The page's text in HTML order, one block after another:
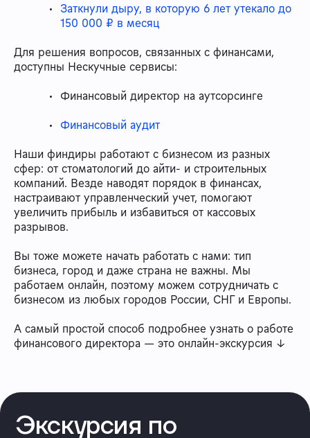
Заткнули дыру, в которую 6 лет утекало до
150 000 ₽ в месяц
Для решения вопросов, связанных с финансами,
доступны Нескучные сервисы:
Финансовый директор на аутсорсинге
Финансовый аудит
Наши финдиры работают с бизнесом из разных
сфер: от стоматологий до айти- и строительных
компаний. Везде наводят порядок в финансах,
настраивают управленческий учет, помогают
увеличить прибыль и избавиться от кассовых
разрывов.
Вы тоже можете начать работать с нами: тип
бизнеса, город и даже страна не важны. Мы
работаем онлайн, поэтому можем сотрудничать с
бизнесом из любых городов России, СНГ и Европы.
А самый простой способ подробнее узнать о работе
финансового директора — это онлайн-экскурсия ↓
Экскурсия по